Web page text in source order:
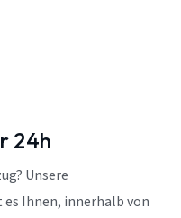
24h
Unsere
Ihnen, innerhalb von